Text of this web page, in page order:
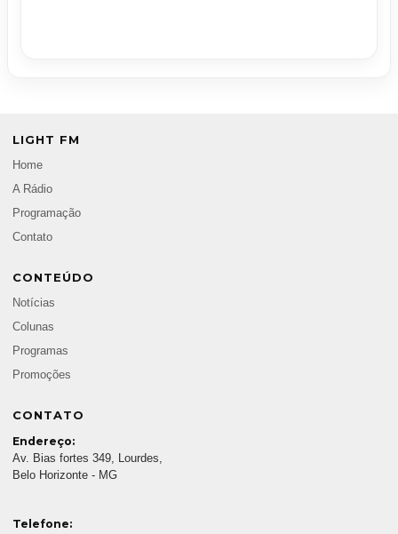
LIGHT FM
Home
A Rádio
Programação
Contato
CONTEÚDO
Notícias
Colunas
Programas
Promoções
CONTATO
Endereço:
Av. Bias fortes 349, Lourdes,
Belo Horizonte - MG
Telefone: